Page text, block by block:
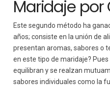
Maridaje por
Este segundo método ha
años; consiste en la unión de
presentan aromas, sabores o
en este tipo de maridaje?
equilibran y se realzan
sabores individuales como la